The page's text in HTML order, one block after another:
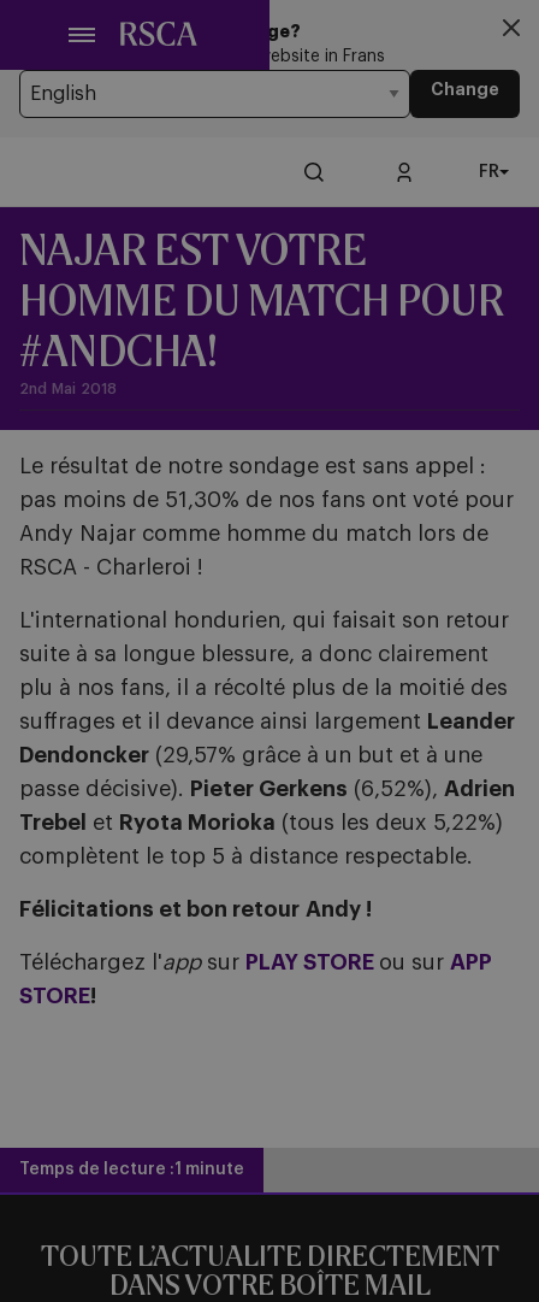
contenu
principal
Looking for another Language?
You’re currently browsing the website in Frans
Change
FR
NAJAR EST VOTRE
HOMME DU MATCH POUR
#ANDCHA!
2nd Mai 2018
Le résultat de notre sondage est sans appel :
pas moins de 51,30% de nos fans ont voté pour
Andy Najar comme homme du match lors de
RSCA - Charleroi !
L'international hondurien, qui faisait son retour
suite à sa longue blessure, a donc clairement
plu à nos fans, il a récolté plus de la moitié des
suffrages et il devance ainsi largement Leander
Dendoncker (29,57% grâce à un but et à une
passe décisive). Pieter Gerkens (6,52%), Adrien
Trebel
et Ryota Morioka (tous les deux 5,22%)
complètent le top 5 à distance respectable.
Félicitations et bon retour Andy !
Téléchargez l'appsur PLAY STORE ou sur APP
STORE!
Temps de lecture :1 minute
TOUTE L’ACTUALITE DIRECTEMENT
DANS VOTRE BOÎTE MAIL